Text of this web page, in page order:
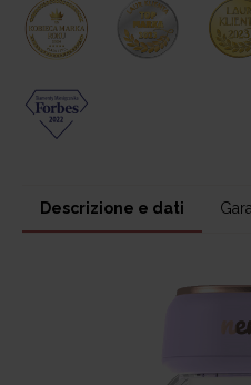
Descrizione e dati